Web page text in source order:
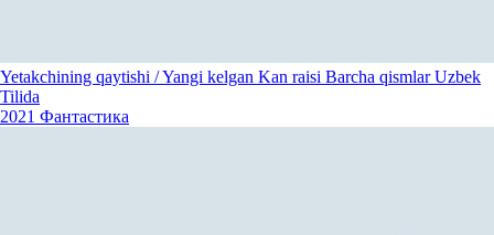
Yetakchining qaytishi / Yangi kelgan Kan raisi Barcha qismlar Uzbek
Tilida
2021 Фантастика